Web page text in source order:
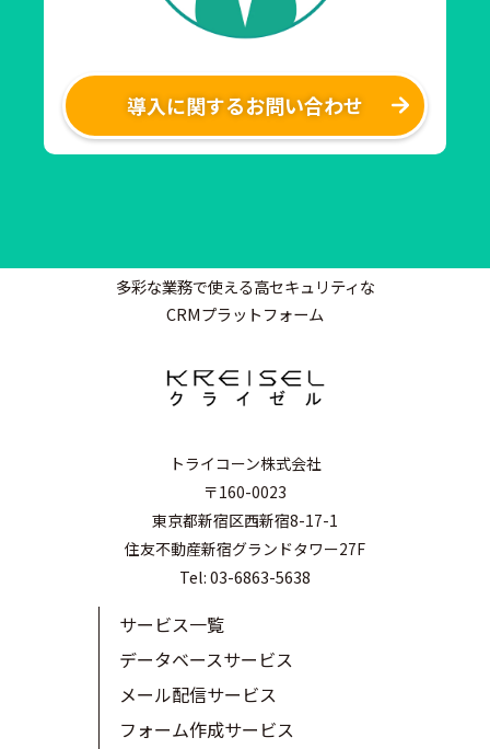
導入に関するお問い合わせ
多彩な業務で使える高セキュリティな
CRMプラットフォーム
トライコーン株式会社
〒160-0023
東京都新宿区西新宿8-17-1
住友不動産新宿グランドタワー27F
Tel: 03-6863-5638
サービス一覧
データベースサービス
メール配信サービス
フォーム作成サービス